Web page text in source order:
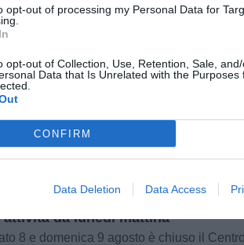
opt-out of processing my Personal Data for
opt-out of Collection, Use, Retention, Sale,
Data that Is Unrelated with the Purposes
CONFIRM
Data Deletion Data Access
Infectious Diseases"
il Meyer tra i 28 centri italiani che
parte a un importante studio multicentrico
scientifica internazionale “The Lancet
Diseases”, dal titolo [...]
2026
sabato 8 e domenica 9 il Centro
da lunedì mattina
8 e domenica 9 agosto è chiuso il